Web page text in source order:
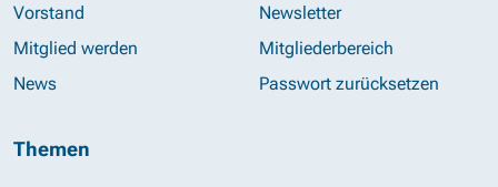
Vorstand
Mitglied werden
News
Newsletter
Mitgliederbereich
Passwort zurücksetzen
Themen